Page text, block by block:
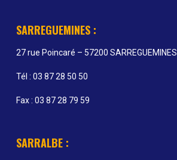
SARREGUEMINES :
27 rue Poincaré – 57200 SARREGUEMINES
Tél : 03 87 28 50 50
Fax : 03 87 28 79 59
SARRALBE :